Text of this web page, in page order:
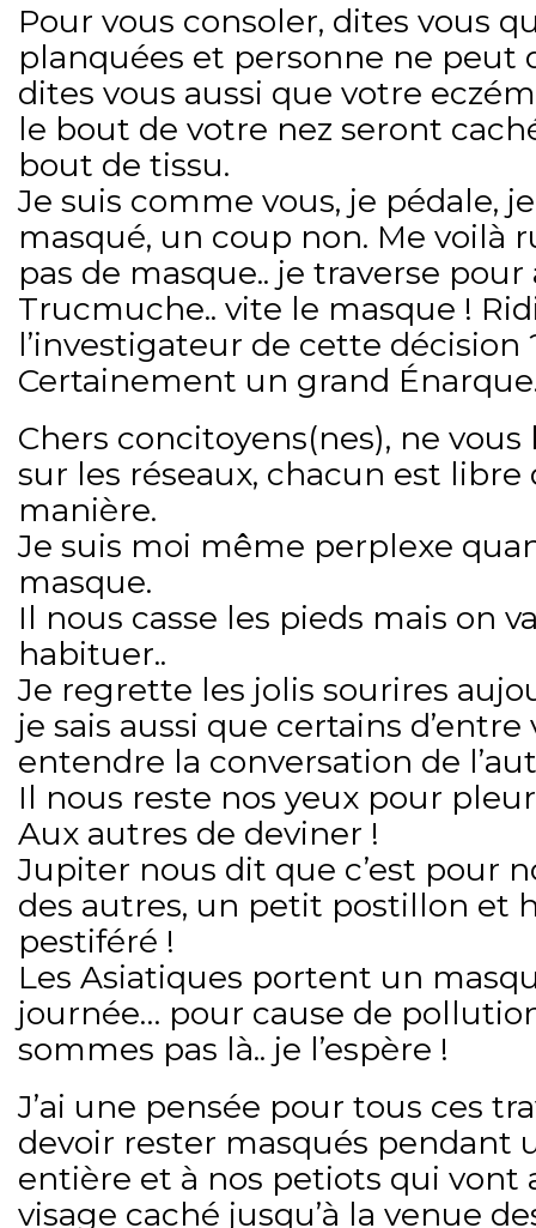
Pour vous consoler, dites vous
planquées et personne ne peut
dites vous aussi que votre
le bout de votre nez seront
bout de tissu.
Je suis comme vous, je pédale,
masqué, un coup non. Me voilà
pas de masque.. je traverse
Trucmuche.. vite le masque !
l’investigateur de cette décision
Certainement un grand
Chers concitoyens(nes), ne
sur les réseaux, chacun est libre
manière.
Je suis moi même perplexe
masque.
Il nous casse les pieds mais on
habituer..
Je regrette les jolis sourires
je sais aussi que certains
entendre la conversation de
Il nous reste nos yeux pour
Aux autres de deviner !
Jupiter nous dit que c’est pour
des autres, un petit postillon et
pestiféré !
Les Asiatiques portent un
journée… pour cause de
sommes pas là.. je l’espère !
J’ai une pensée pour tous ces
devoir rester masqués pendant
entière et à nos petiots qui vont
visage caché jusqu’à la venue